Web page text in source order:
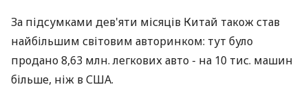
За підсумками дев'яти місяців Китай також став
найбільшим світовим авторинком: тут було
продано 8,63 млн. легкових авто - на 10 тис. машин
більше, ніж в США.